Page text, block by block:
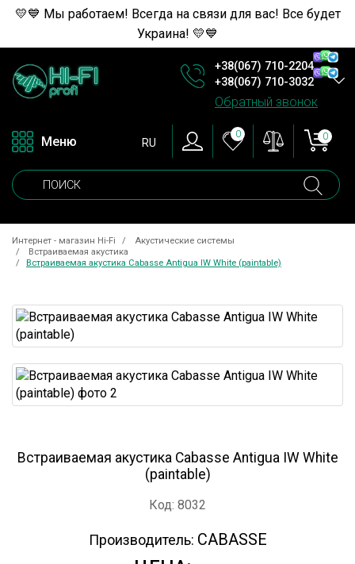
💛💙 Мы работаем! Всегда на связи для вас! Все будет
Украина! 💛💙
+38(067) 710-2204
+38(067) 710-3032
Обратный звонок
Меню RU
0 0
Интернет - магазин Hi-Fi
Акустические системы
Встраиваемая акустика
Встраиваемая акустика Cabasse Antigua IW White (paintable)
Встраиваемая акустика Cabasse Antigua IW White
(paintable)
Код: 8032
Производитель: CABASSE